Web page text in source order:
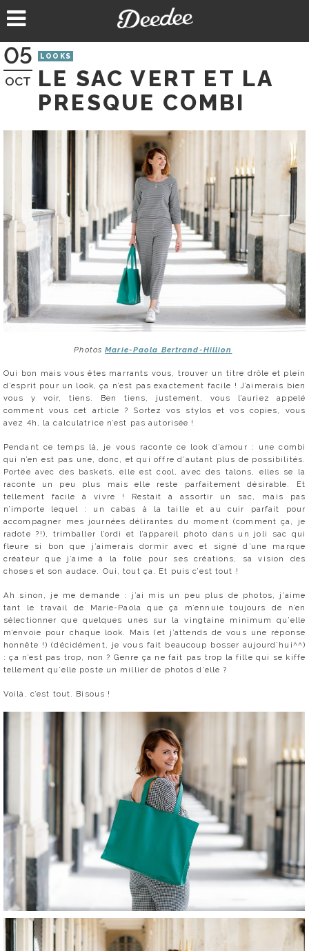
au
05
OCT
LOOKS
LE SAC VERT ET LA
PRESQUE COMBI
Photos Marie-Paola Bertrand-Hillion
Oui bon mais vous êtes marrants vous, trouver un titre drôle et plein
d’esprit pour un look, ça n’est pas exactement facile ! J’aimerais bien
vous y voir, tiens. Ben tiens, justement, vous l’auriez appelé
comment vous cet article ? Sortez vos stylos et vos copies, vous
avez 4h, la calculatrice n’est pas autorisée !
Pendant ce temps là, je vous raconte ce look d’amour : une combi
qui n’en est pas une, donc, et qui offre d’autant plus de possibilités.
Portée avec des baskets, elle est cool, avec des talons, elles se la
raconte un peu plus mais elle reste parfaitement désirable. Et
tellement facile à vivre ! Restait à assortir un sac, mais pas
n’importe lequel : un cabas à la taille et au cuir parfait pour
accompagner mes journées délirantes du moment (comment ça, je
radote ?!), trimballer l’ordi et l’appareil photo dans un joli sac qui
fleure si bon que j’aimerais dormir avec et signé d’une marque
créateur que j’aime à la folie pour ses créations, sa vision des
choses et son audace. Oui, tout ça. Et puis c’est tout !
Ah sinon, je me demande : j’ai mis un peu plus de photos, j’aime
tant le travail de Marie-Paola que ça m’ennuie toujours de n’en
sélectionner que quelques unes sur la vingtaine minimum qu’elle
m’envoie pour chaque look. Mais (et j’attends de vous une réponse
honnête !) (décidément, je vous fait beaucoup bosser aujourd’hui^^)
: ça n’est pas trop, non ? Genre ça ne fait pas trop la fille qui se kiffe
tellement qu’elle poste un millier de photos d’elle ?
Voilà, c’est tout. Bisous !